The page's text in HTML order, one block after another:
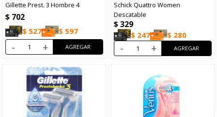
Gillette Prest. 3 Hombre 4
$ 702
$ 527 $ 597
- +
Schick Quattro Women
Descatable
$329
$ 247 $ 280
- +